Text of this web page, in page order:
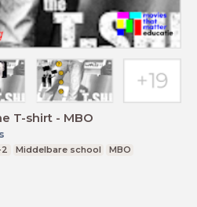
T-shirt - MBO
Middelbare school
MBO